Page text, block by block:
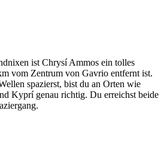
ist Chrysí Ammos ein tolles
vom Zentrum von Gavrio entfernt ist.
spazierst, bist du an Orten wie
Kyprí genau richtig. Du erreichst beide